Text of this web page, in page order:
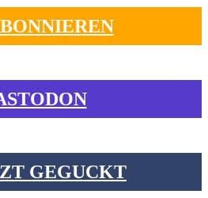
GEGUCKT